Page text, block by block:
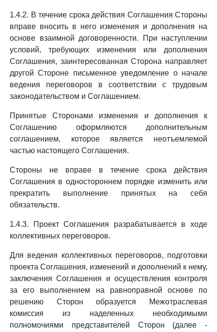
1.4.2. В течение срока действия Соглашения Стороны
вправе вносить в него изменения и дополнения на
основе взаимной договоренности. При наступлении
условий, требующих изменения или дополнения
Соглашения, заинтересованная Сторона направляет
другой Стороне письменное уведомление о начале
ведения переговоров в соответствии с трудовым
законодательством и Соглашением.
Принятые Сторонами изменения и дополнения к
Соглашению оформляются дополнительным
соглашением, которое является неотъемлемой
частью настоящего Соглашения.
Стороны не вправе в течение срока действия
Соглашения в одностороннем порядке изменить или
прекратить выполнение принятых на себя
обязательств.
1.4.3. Проект Соглашения разрабатывается в ходе
коллективных переговоров.
Для ведения коллективных переговоров, подготовки
проекта Соглашения, изменений и дополнений к нему,
заключения Соглашения и осуществления контроля
за его выполнением на равноправной основе по
решению Сторон образуется Межотраслевая
комиссия из наделенных необходимыми
полномочиями представителей Сторон (далее -